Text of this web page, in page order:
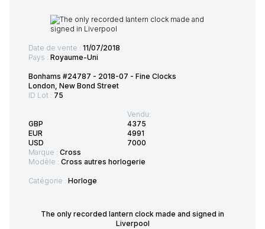
Date de vente : 11/07/2018
Pays : Royaume-Uni
Bonhams #24787 - 2018-07 - Fine Clocks
London, New Bond Street
ID Lot : 75
GBP
EUR
USD
Vendu:
4375
4991
7000
Marque : Cross
Modèle : Cross autres horlogerie
Catégorie : Horloge
The only recorded lantern clock made and signed in
Liverpool